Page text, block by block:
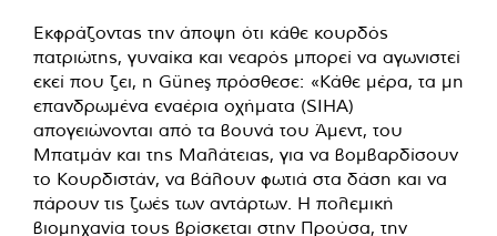
Εκφράζοντας την άποψη ότι κάθε κουρδός
πατριώτης, γυναίκα και νεαρός μπορεί να αγωνιστεί
εκεί που ζει, η Güneş πρόσθεσε: «Κάθε μέρα, τα μη
επανδρωμένα εναέρια οχήματα (SIHA)
απογειώνονται από τα βουνά του Άμεντ, του
Μπατμάν και της Μαλάτειας, για να βομβαρδίσουν
το Κουρδιστάν, να βάλουν φωτιά στα δάση και να
πάρουν τις ζωές των αντάρτων. Η πολεμική
βιομηχανία τους βρίσκεται στην Προύσα, την